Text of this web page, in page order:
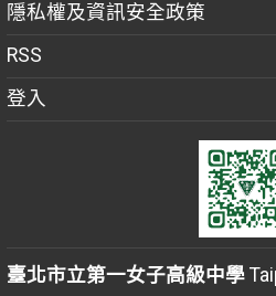
隱私權及資訊安全政策
RSS
登入
臺北市立第一女子高級中學